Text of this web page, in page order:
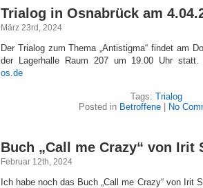
Trialog in Osnabrück am
März 23rd, 2024
Der Trialog zum Thema „Antistigma“ findet am
der Lagerhalle Raum 207 um 19.00 Uhr
os.de
Tags: Trialog
Posted in Betroffene No
Buch „Call me Crazy“ von Irit
Februar 12th, 2024
Ich habe noch das Buch „Call me Crazy“ von Irit